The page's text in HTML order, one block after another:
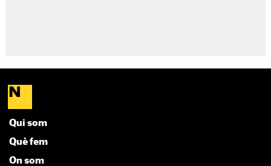
Qui som
Què fem
On som